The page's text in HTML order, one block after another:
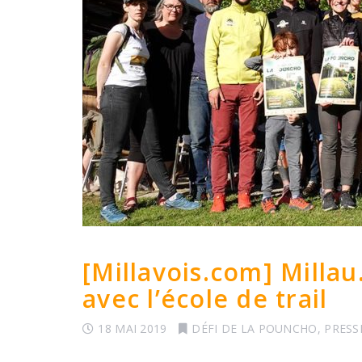
[Millavois.com]
avec l’école de trail
18 MAI 2019 DÉFI DE LA POUNCHO,